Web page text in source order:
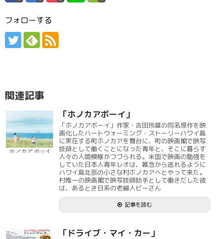
フォローする
関連記事
「ホノカアボーイ」
「ホノカアボーイ」作家・吉田玲雄の同名原作を映
画化したハートウォーミング・ストーリーハワイ島
に実在する町ホノカアを舞台に、町の映画館で映写
技師として働くことになった青年と、そこに暮らす
人々の人間模様がつづられる。米国で映画の勉強を
していた日本人青年レオは、雑念から逃れるように
ハワイ島北部の小さな村ホノカアへとやって来た。
村唯一の映画館で映写技師助手として働きだした彼
は、あるとき日系の老婦人ビーさん
記事を読む
「ドライブ・マイ・カー」